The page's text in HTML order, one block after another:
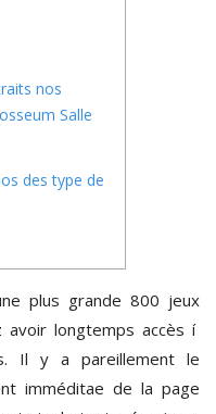
nos
Salle
des type de
plus grande 800 jeux
avoir longtemps accès í
Il y a pareillement le
imméditae de la page